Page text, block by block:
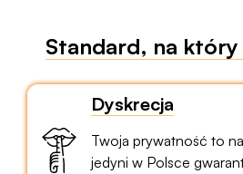
Standard, na który
Dyskrecja
Twoja prywatność to
jedyni w Polsce